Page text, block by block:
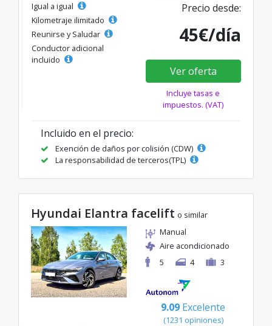
Igual a igual
Kilometraje ilimitado
Reunirse y Saludar
Conductor adicional
incluido
Precio desde:
45€/día
Ver oferta
Incluye tasas e
impuestos. (VAT)
Incluido en el precio:
Exención de daños por colisión (CDW)
La responsabilidad de terceros(TPL)
Hyundai Elantra facelift o similar
Manual
Aire acondicionado
5
4 3
9.09 Excelente
(1231 opiniones)